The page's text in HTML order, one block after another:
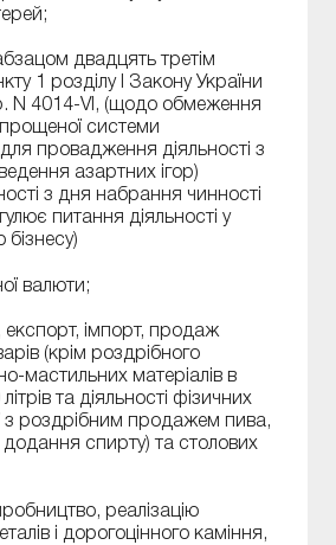
двадцять третім
1 розділу I Закону України
N 4014-VI, (щодо обмеження
системи
провадження діяльності з
азартних ігор)
з дня набрання чинності
питання діяльності у
бізнесу)
валюти;
експорт, імпорт, продаж
(крім роздрібного
мастильних матеріалів в
та діяльності фізичних
з роздрібним продажем пива,
додання спирту) та столових
реалізацію
і дорогоцінного каміння,